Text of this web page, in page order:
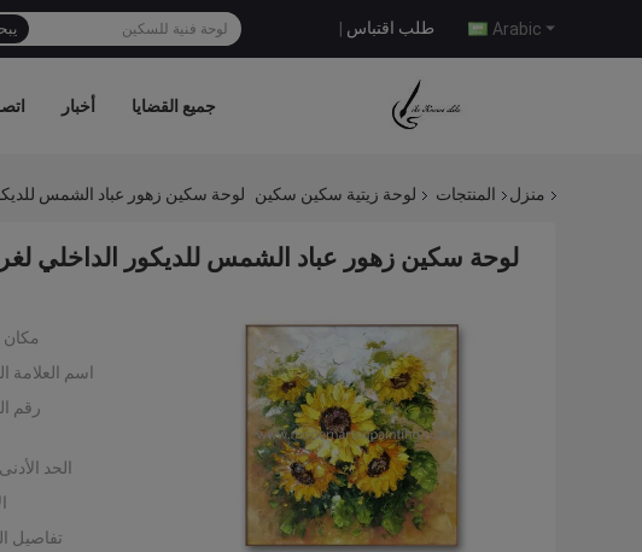
Arabic طلب اقتباس |
أخبار جميع القضايا
منزل المنتجات لوحة زيتية سكين سكين لوحة سكين زهور عباد الشمس
لوحة سكين زهور عباد الشمس للديكور الداخلي
مكان
اسم العلامة
رقم
الحد
تفاصيل